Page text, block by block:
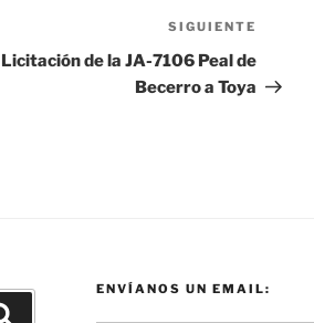
entrada
SIGUIENTE
Licitación de la JA-7106 Peal de
Becerro a Toya
ENVÍANOS UN EMAIL: